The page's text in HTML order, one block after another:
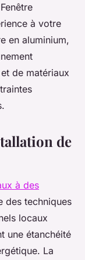
à votre
en aluminium,
de matériaux
de
à des
des techniques
locaux
une étanchéité
La